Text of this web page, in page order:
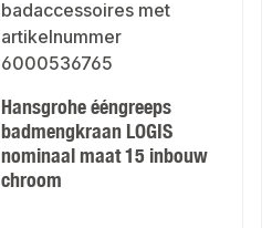
Hansgrohe ééngreeps
badmengkraan LOGIS
nominaal maat 15 inbouw
chroom